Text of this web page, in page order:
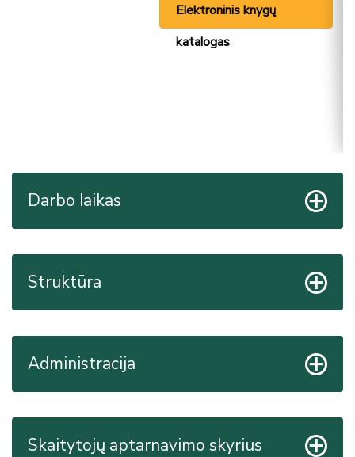
Elektroninis knygų
katalogas
Darbo laikas
Struktūra
Administracija
Skaitytojų aptarnavimo skyrius